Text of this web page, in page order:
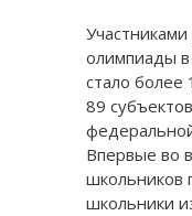
олимпиады
стало более
89
Впервые во
школьников
школьники